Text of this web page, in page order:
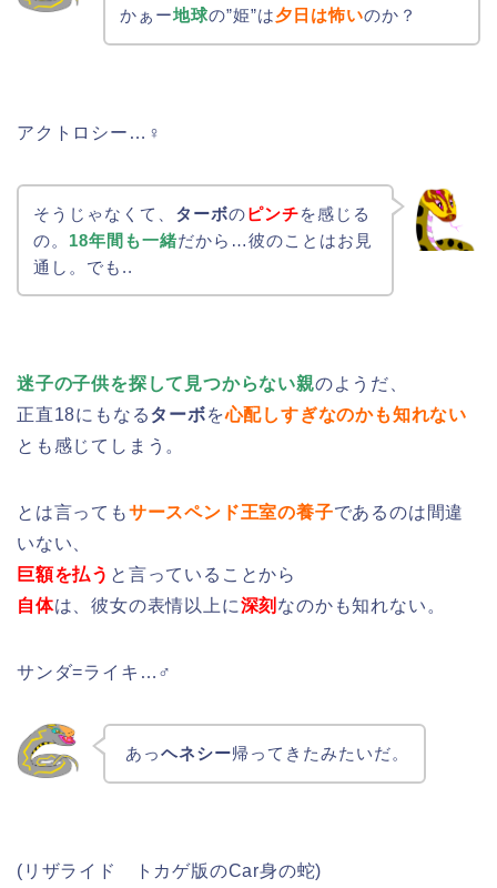
かぁー地球の”姫”は夕日は怖いのか？
アクトロシー…♀
そうじゃなくて、 ターボのピンチを感じる
の。 18年間も一緒だから…彼のことはお見
通し。でも..
迷子の子供を探して見つからない親のようだ、
正直18にもなるターボを心配しすぎなのかも知れない
とも感じてしまう。
とは言ってもサースペンド王室の養子であるのは間違
いない、
巨額を払う と言っていることから
自体は、彼女の表情以上に深刻 なのかも知れない。
サンダ=ライキ…♂
あっヘネシー帰ってきたみたいだ。
(リザライド トカゲ版のCar身の蛇)